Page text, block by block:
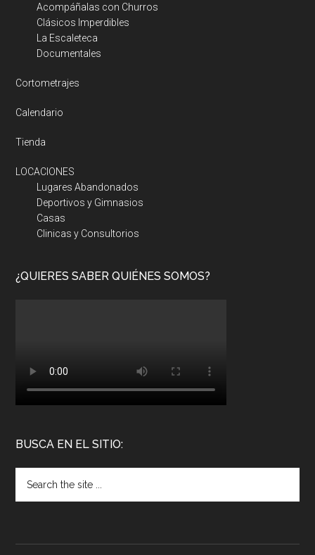
Acompáñalas con Churros
Clásicos Imperdibles
La Escaleteca
Documentales
Cortometrajes
Calendario
Tienda
LOCACIONES
Lugares Abandonados
Deportivos y Gimnasios
Casas
Clinicas y Consultorios
¿QUIERES SABER QUIÉNES SOMOS?
BUSCA EN EL SITIO: